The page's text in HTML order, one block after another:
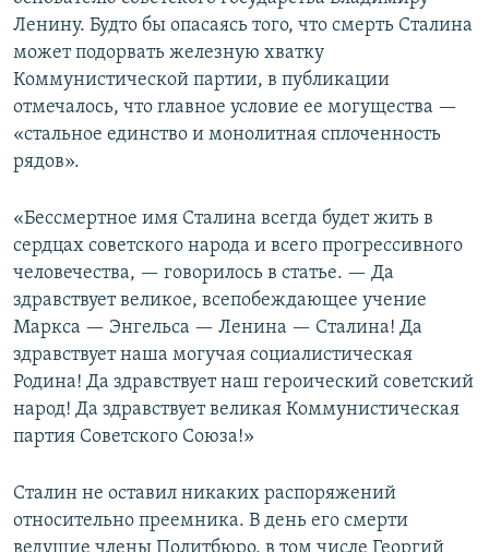
Ленину. Будто бы опасаясь того, что смерть Сталина
может подорвать железную хватку
Коммунистической партии, в публикации
отмечалось, что главное условие ее могущества —
«стальное единство и монолитная сплоченность
рядов».
«Бессмертное имя Сталина всегда будет жить в
сердцах советского народа и всего прогрессивного
человечества, — говорилось в статье. — Да
здравствует великое, всепобеждающее учение
Маркса — Энгельса — Ленина — Сталина! Да
здравствует наша могучая социалистическая
Родина! Да здравствует наш героический советский
народ! Да здравствует великая Коммунистическая
партия Советского Союза!»
Сталин не оставил никаких распоряжений
относительно преемника. В день его смерти